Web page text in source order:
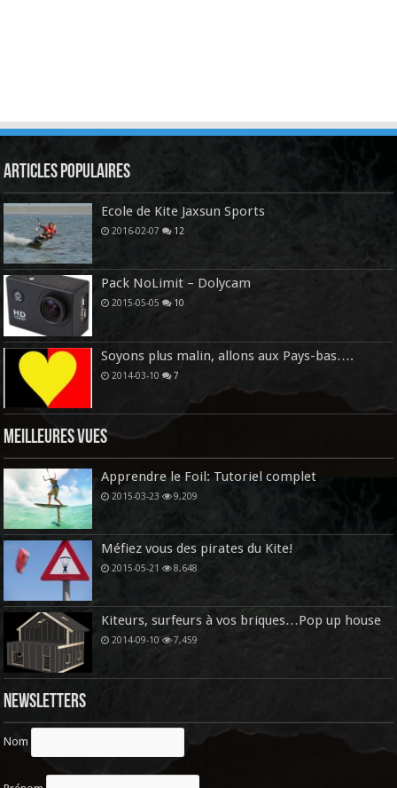
Articles Populaires
Ecole de Kite Jaxsun Sports
2016-02-07 12
Pack NoLimit – Dolycam
2015-05-05 10
Soyons plus malin, allons aux Pays-bas….
2014-03-10 7
Meilleures vues
Apprendre le Foil: Tutoriel complet
2015-03-23 9,209
Méfiez vous des pirates du Kite!
2015-05-21 8,648
Kiteurs, surfeurs à vos briques…Pop up house
2014-09-10 7,459
Newsletters
Nom